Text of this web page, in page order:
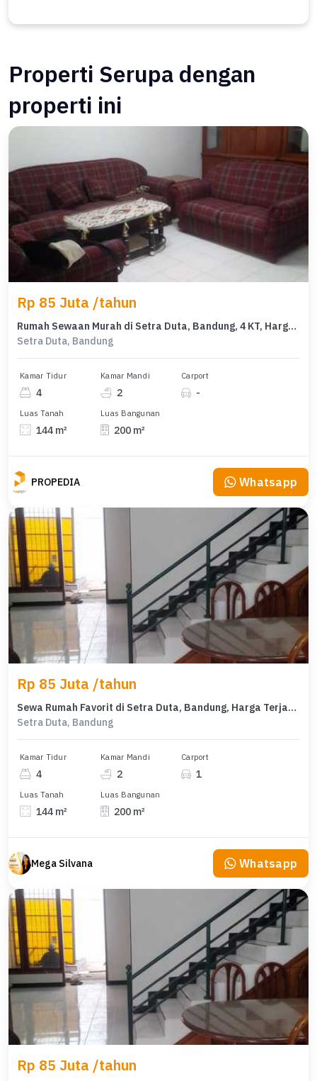
Properti Serupa dengan
properti ini
Rp 85 Juta /tahun
Rumah Sewaan Murah di Setra Duta, Bandung, 4 KT, Harga 85 Juta /tahun
Setra Duta, Bandung
Kamar Tidur
4
Kamar Mandi
2
Carport
-
Luas Tanah
144 m²
Luas Bangunan
200 m²
PROPEDIA Whatsapp
Rp 85 Juta /tahun
Sewa Rumah Favorit di Setra Duta, Bandung, Harga Terjangkau
Setra Duta, Bandung
Kamar Tidur
4
Kamar Mandi
2
Carport
1
Luas Tanah
144 m²
Luas Bangunan
200 m²
Mega Silvana Whatsapp
Rp 85 Juta /tahun